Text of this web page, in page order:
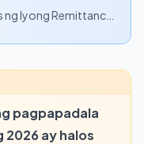
Iyong Remittance
pagpapadala
2026 ay halos